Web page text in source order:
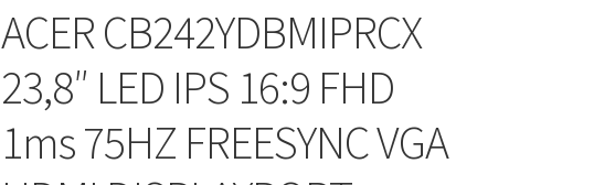
ACER CB242YDBMIPRCX
23,8″ LED IPS 16:9 FHD
1ms 75HZ FREESYNC VGA